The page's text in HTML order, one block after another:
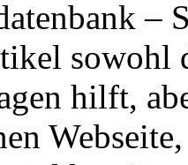
–
sowohl
hilft,